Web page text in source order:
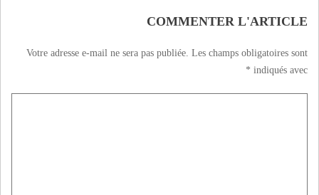
COMMENTER L'ARTICLE
Votre adresse e-mail ne sera pas publiée. Les champs obligatoires sont
indiqués avec
*